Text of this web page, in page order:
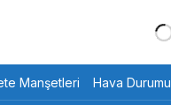
Manşetleri Hava Durumu